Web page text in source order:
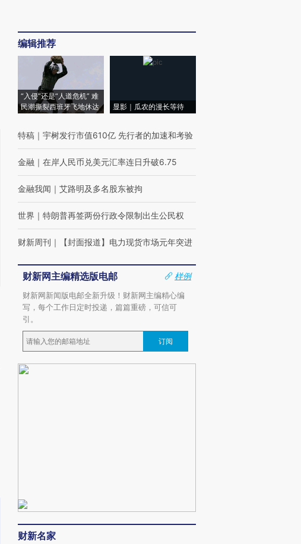
编辑推荐
“入侵”还是“人道危机” 难
民潮撕裂西班牙飞地休达
显影｜瓜农的漫长等待
特稿 ｜ 宇树发行市值610亿 先行者的加速和考验
金融 ｜ 在岸人民币兑美元汇率连日升破6.75
金融我闻 ｜ 艾路明及多名股东被拘
世界 ｜ 特朗普再签两份行政令限制出生公民权
财新周刊 ｜ 【封面报道】电力现货市场元年突进
财新网主编精选版电邮
样例
财新网新闻版电邮全新升级！财新网主编精心编
写，每个工作日定时投递，篇篇重磅，可信可
引。
订阅
财新名家